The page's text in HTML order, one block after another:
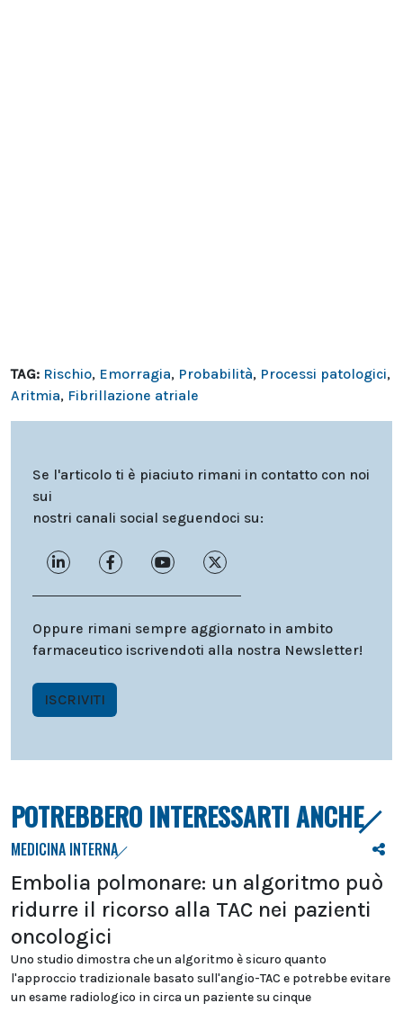
TAG: Rischio, Emorragia, Probabilità, Processi patologici,
Aritmia, Fibrillazione atriale
Se l'articolo ti è piaciuto rimani in contatto con noi
sui
nostri canali social seguendoci su:
Oppure rimani sempre aggiornato in ambito
farmaceutico iscrivendoti alla nostra Newsletter!
ISCRIVITI
POTREBBERO INTERESSARTI ANCHE
MEDICINA INTERNA
Embolia polmonare: un algoritmo può
ridurre il ricorso alla TAC nei pazienti
oncologici
Uno studio dimostra che un algoritmo è sicuro quanto
l'approccio tradizionale basato sull'angio-TAC e potrebbe evitare
un esame radiologico in circa un paziente su cinque